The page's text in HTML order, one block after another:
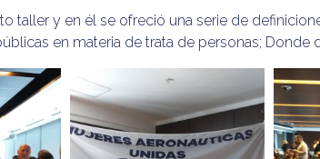
taller y en él se ofreció una serie de
en materia de trata de personas; Donde